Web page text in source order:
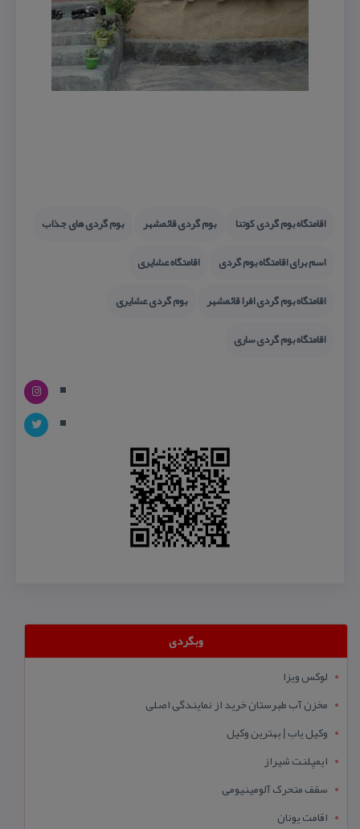
اقامتگاه بوم گردی كوتنا بوم گردی قائمشهر
بوم گردی های جذاب
اسم برای اقامتگاه بوم گردی
اقامتگاه عشایری
اقامتگاه بوم گردی افرا قائمشهر
بوم گردی عشایری
اقامتگاه بوم گردی ساری
وبگردی
لوکس ویزا
مخزن آب طبرستان خرید از نمایندگی اصلی
وکیل یاب | بهترین وکیل
ایمپلنت شیراز
سقف متحرک آلومینیومی
اقامت یونان